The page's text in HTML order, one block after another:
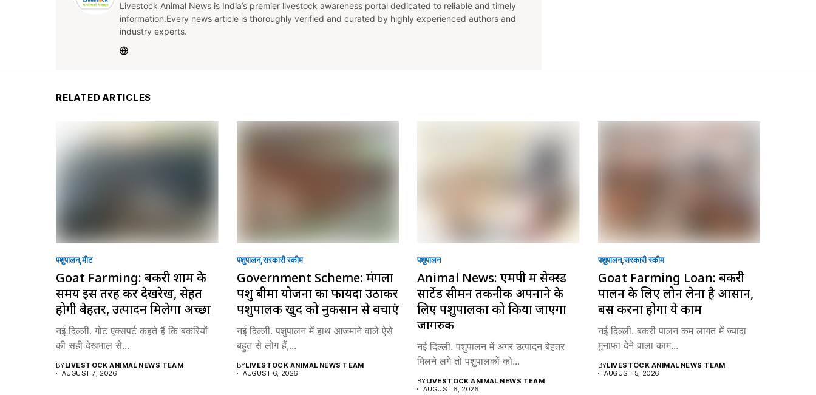
Livestock Animal News is India’s premier livestock awareness portal dedicated to reliable and timely
information.Every news article is thoroughly verified and curated by highly experienced authors and
industry experts.
RELATED ARTICLES
पशुपालन मीट
Goat Farming: बकरी शाम के
समय इस तरह करें देखरेख, सेहत
होगी बेहतर, उत्पादन मिलेगा अच्छा
नई दिल्ली. गोट एक्सपर्ट कहते हैं कि बकरियों
की सही देखभाल से...
BYLIVESTOCK ANIMAL NEWS TEAM
AUGUST 7, 2026
पशुपालन सरकारी स्की‍म
Government Scheme: मंगला
पशु बीमा योजना का फायदा उठाकर
पशुपालक खुद को नुकसान से बचाएं
नई दिल्ली. पशुपालन में हाथ आजमाने वाले ऐसे
बहुत से लोग हैं,...
BYLIVESTOCK ANIMAL NEWS TEAM
AUGUST 6, 2026
पशुपालन
Animal News: एमपी में सेक्स्ड
सार्टेड सीमन तकनीक अपनाने के
लिए पशुपालकों को किया जाएगा
जागरुक
नई दिल्ली. पशुपालन में अगर उत्पादन बेहतर
मिलने लगे तो पशुपालकों को...
BYLIVESTOCK ANIMAL NEWS TEAM
AUGUST 6, 2026
पशुपालन सरकारी स्की‍म
Goat Farming Loan: बकरी
पालन के लिए लोन लेना है आसान,
बस करना होगा ये काम
नई दिल्ली. बकरी पालन कम लागत में ज्यादा
मुनाफा देने वाला काम...
BYLIVESTOCK ANIMAL NEWS TEAM
AUGUST 5, 2026